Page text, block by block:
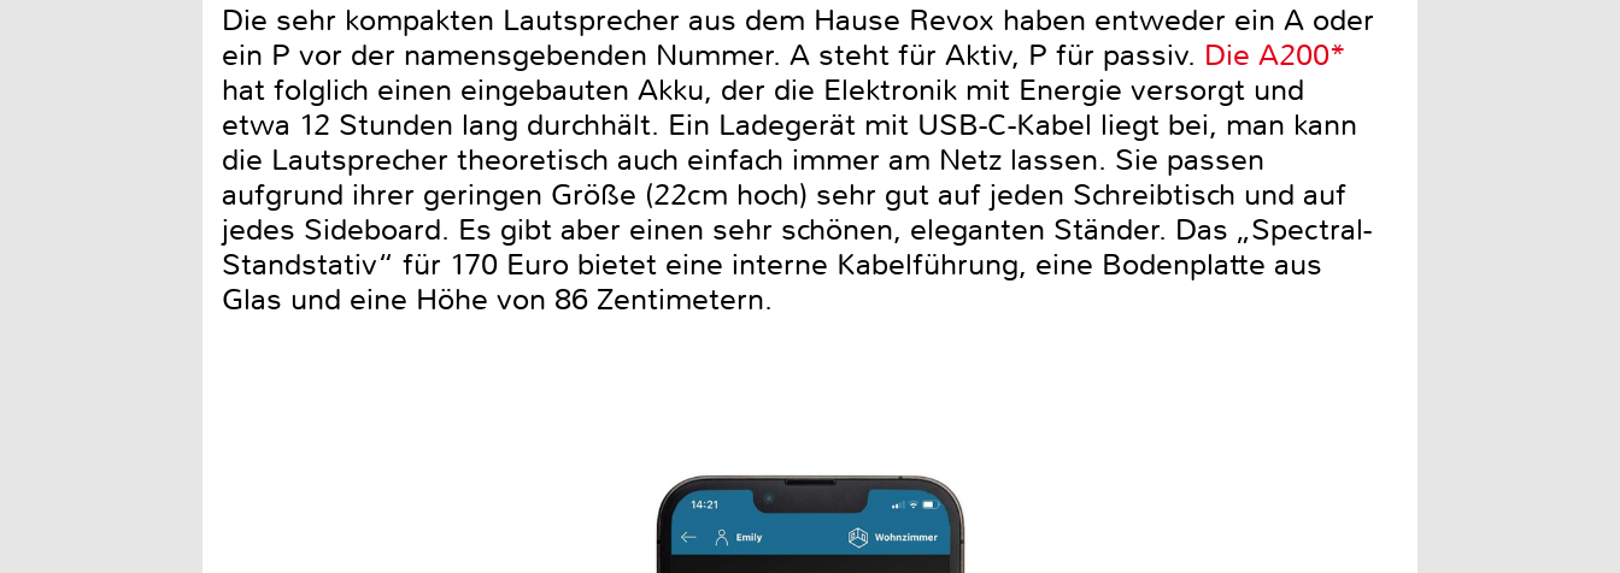
Die sehr kompakten Lautsprecher aus dem Hause Revox haben entweder ein A oder
ein P vor der namensgebenden Nummer. A steht für Aktiv, P für passiv. Die A200*
hat folglich einen eingebauten Akku, der die Elektronik mit Energie versorgt und
etwa 12 Stunden lang durchhält. Ein Ladegerät mit USB-C-Kabel liegt bei, man kann
die Lautsprecher theoretisch auch einfach immer am Netz lassen. Sie passen
aufgrund ihrer geringen Größe (22cm hoch) sehr gut auf jeden Schreibtisch und auf
jedes Sideboard. Es gibt aber einen sehr schönen, eleganten Ständer. Das „Spectral-
Standstativ“ für 170 Euro bietet eine interne Kabelführung, eine Bodenplatte aus
Glas und eine Höhe von 86 Zentimetern.